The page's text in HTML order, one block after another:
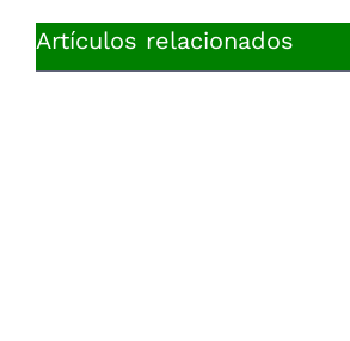
Artículos relacionados